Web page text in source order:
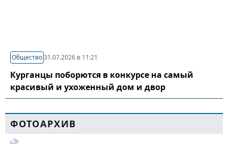
Общество31.07.2026 в 11:21
Курганцы поборются в конкурсе на самый
красивый и ухоженный дом и двор
ФОТОАРХИВ